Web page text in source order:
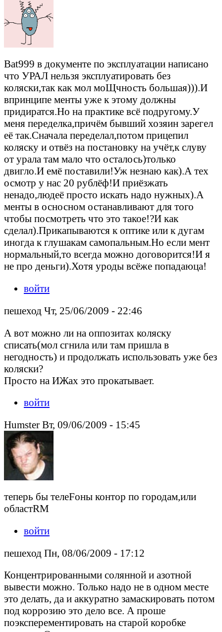
Bat999 в документе по эксплуатации написано
что УРАЛ нельзя эксплуатировать без
коляски,так как мол моЩчность большая))).И
впринципе менты уже к этому должны
придиратся.Но на практике всё подругому.У
меня переделка,причём бывший хозяин зарегел
её так.Сначала переделал,потом прицепил
коляску и отвёз на постановку на учёт,к слуву
от урала там мало что осталось)только
двигло.И емё поставили!Уж незнаю как).А тех
осмотр у нас 20 рублёф!И приёзжать
ненадо,людеё просто искать надо нужных).А
менты в осносном останавливают для того
чтобы посмотреть что это такое!?И как
сделал).Прикапываются к оптике или к дугам
иногда к глушакам самопальным.Но если мент
нормальный,то всегда можно договорится!И я
не про деньги).Хотя уроды всёже попадаюца!
войти
пешеход Чт, 25/06/2009 - 22:46
А вот можно ли на оппозитах коляску
списать(мол сгнила или там пришла в
негодность) и продолжать использовать уже без
коляски?
Просто на ИЖах это прокатывает.
войти
Humster Вт, 09/06/2009 - 15:45
теперь бы телеFоны контор по городам,или
областRМ
войти
пешеход Пн, 08/06/2009 - 17:12
Концентрированными солянной и азотной
вывести можно. Только надо не в одном месте
это делать, да и аккуратно замаскировать потом
под коррозию это дело все. А проше
поэксперементировать на старой коробке